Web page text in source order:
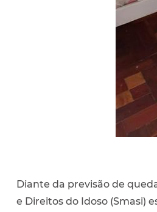
Diante da previsão de
e Direitos do Idoso (Smasi)